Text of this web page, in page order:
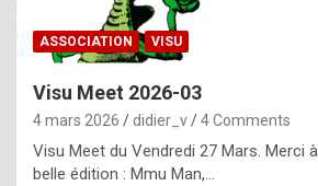
p
l
ASSOCIATION VISU
Visu Meet 2026-03
4 mars 2026 didier_v 4 Comments
Visu Meet du Vendredi 27 Mars. Merci
belle édition : Mmu Man,…